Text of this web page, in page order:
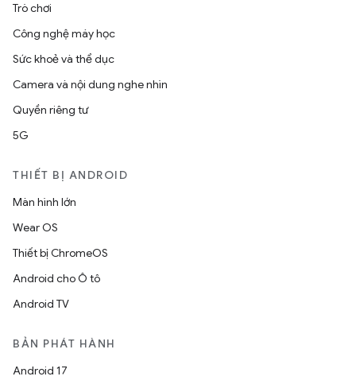
Trò chơi
Công nghệ máy học
Sức khoẻ và thể dục
Camera và nội dung nghe nhìn
Quyền riêng tư
5G
THIẾT BỊ ANDROID
Màn hình lớn
Wear OS
Thiết bị ChromeOS
Android cho Ô tô
Android TV
BẢN PHÁT HÀNH
Android 17